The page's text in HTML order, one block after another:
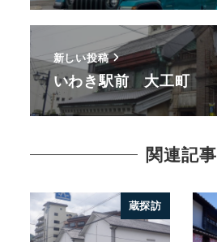
新しい投稿
いわき駅前 大工町
関連記事
蔵探訪